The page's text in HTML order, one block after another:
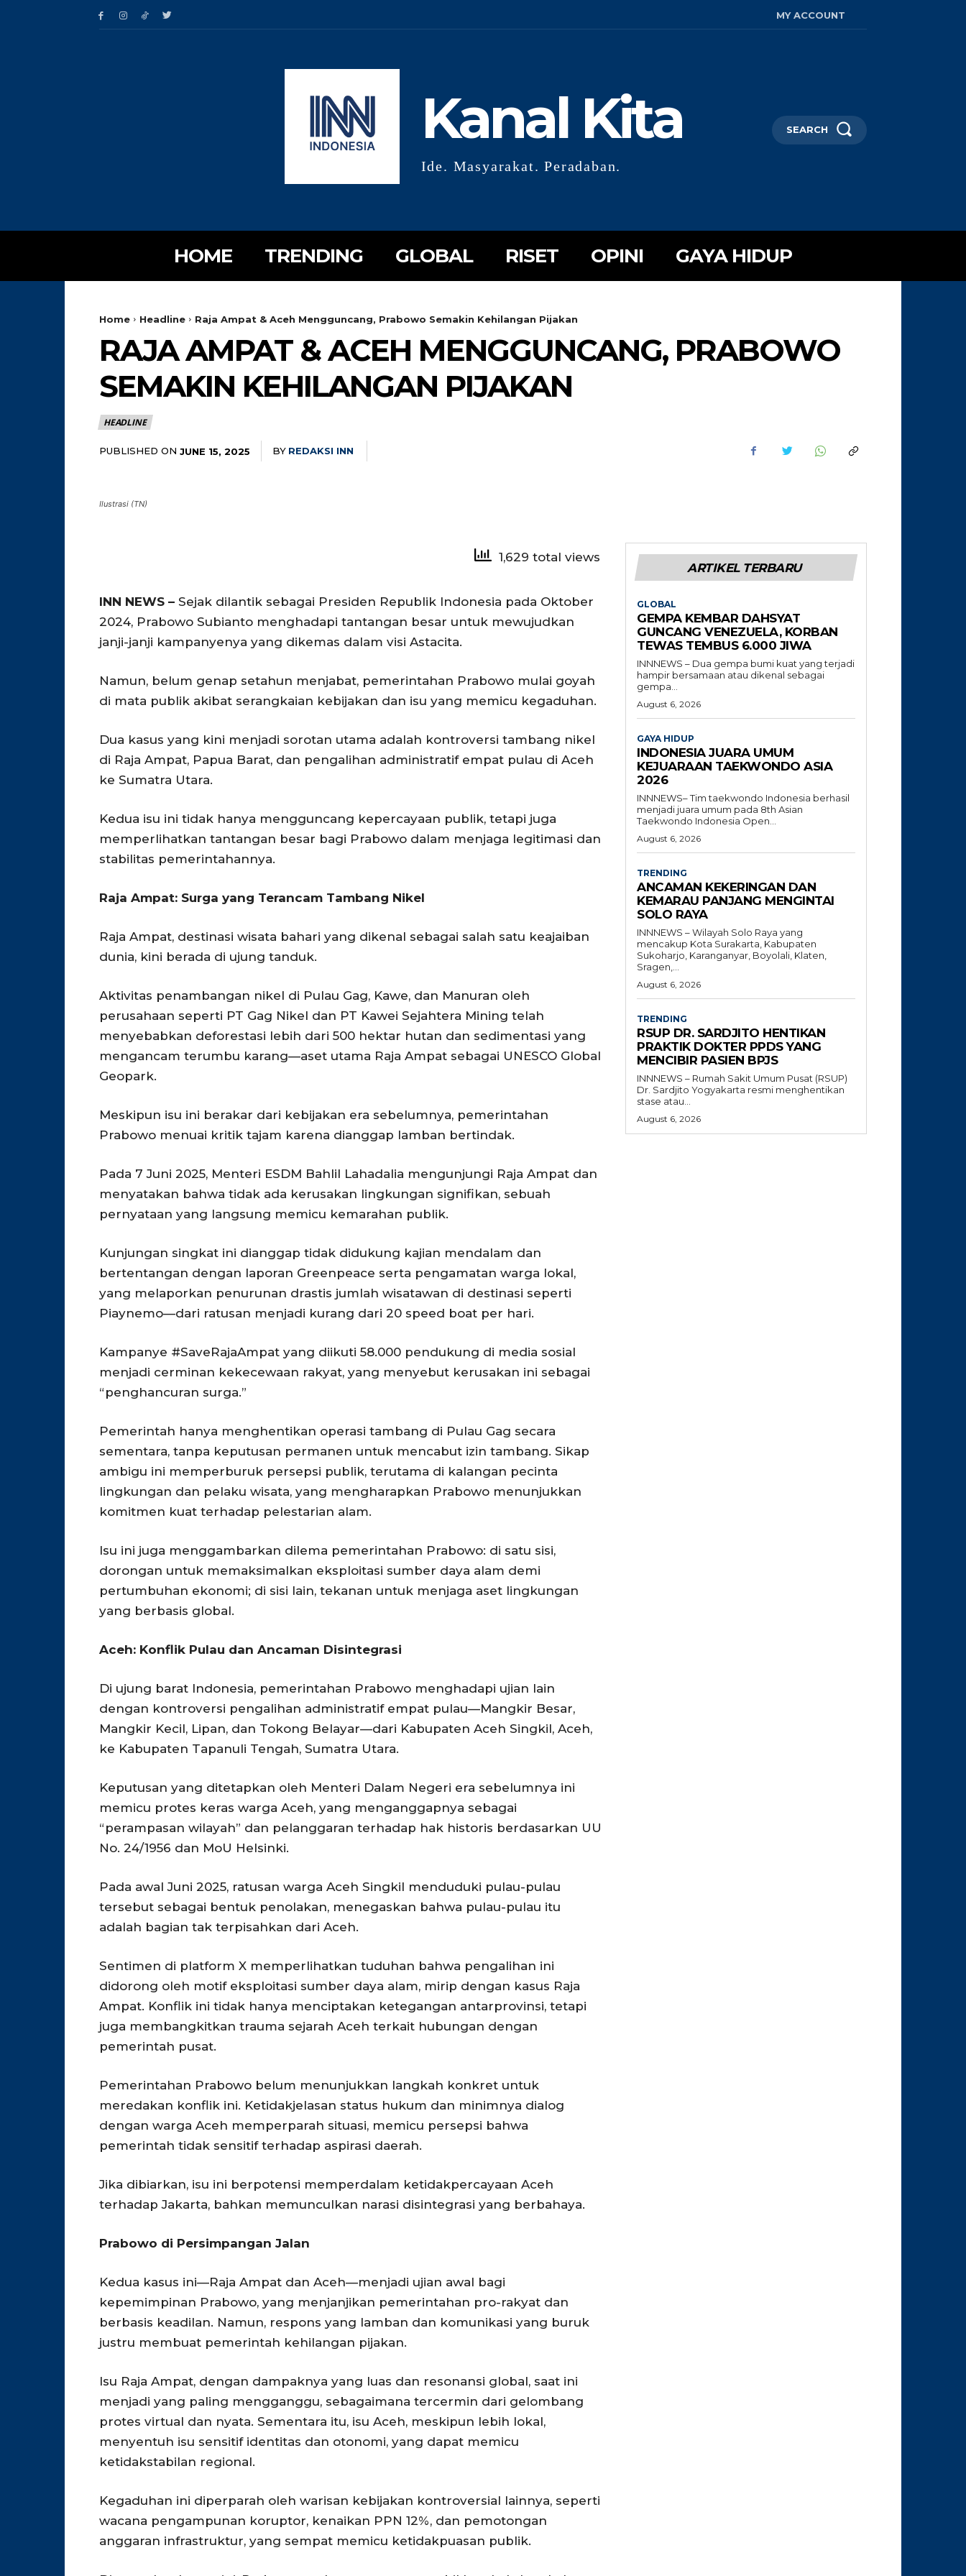
MY ACCOUNT
Kanal Kita
Ide. Masyarakat. Peradaban.
SEARCH
HOME TRENDING GLOBAL RISET OPINI GAYA HIDUP
Home Headline Raja Ampat & Aceh Mengguncang, Prabowo Semakin Kehilangan Pijakan
RAJA AMPAT & ACEH MENGGUNCANG, PRABOWO
SEMAKIN KEHILANGAN PIJAKAN
HEADLINE
PUBLISHED ON JUNE 15, 2025 BY REDAKSI INN
Ilustrasi (TN)
1,629 total views
INN NEWS – Sejak dilantik sebagai Presiden Republik Indonesia pada Oktober
2024, Prabowo Subianto menghadapi tantangan besar untuk mewujudkan
janji-janji kampanyenya yang dikemas dalam visi Astacita.
Namun, belum genap setahun menjabat, pemerintahan Prabowo mulai goyah
di mata publik akibat serangkaian kebijakan dan isu yang memicu kegaduhan.
Dua kasus yang kini menjadi sorotan utama adalah kontroversi tambang nikel
di Raja Ampat, Papua Barat, dan pengalihan administratif empat pulau di Aceh
ke Sumatra Utara.
Kedua isu ini tidak hanya mengguncang kepercayaan publik, tetapi juga
memperlihatkan tantangan besar bagi Prabowo dalam menjaga legitimasi dan
stabilitas pemerintahannya.
Raja Ampat: Surga yang Terancam Tambang Nikel
Raja Ampat, destinasi wisata bahari yang dikenal sebagai salah satu keajaiban
dunia, kini berada di ujung tanduk.
Aktivitas penambangan nikel di Pulau Gag, Kawe, dan Manuran oleh
perusahaan seperti PT Gag Nikel dan PT Kawei Sejahtera Mining telah
menyebabkan deforestasi lebih dari 500 hektar hutan dan sedimentasi yang
mengancam terumbu karang—aset utama Raja Ampat sebagai UNESCO Global
Geopark.
Meskipun isu ini berakar dari kebijakan era sebelumnya, pemerintahan
Prabowo menuai kritik tajam karena dianggap lamban bertindak.
Pada 7 Juni 2025, Menteri ESDM Bahlil Lahadalia mengunjungi Raja Ampat dan
menyatakan bahwa tidak ada kerusakan lingkungan signifikan, sebuah
pernyataan yang langsung memicu kemarahan publik.
Kunjungan singkat ini dianggap tidak didukung kajian mendalam dan
bertentangan dengan laporan Greenpeace serta pengamatan warga lokal,
yang melaporkan penurunan drastis jumlah wisatawan di destinasi seperti
Piaynemo—dari ratusan menjadi kurang dari 20 speed boat per hari.
Kampanye #SaveRajaAmpat yang diikuti 58.000 pendukung di media sosial
menjadi cerminan kekecewaan rakyat, yang menyebut kerusakan ini sebagai
“penghancuran surga.”
Pemerintah hanya menghentikan operasi tambang di Pulau Gag secara
sementara, tanpa keputusan permanen untuk mencabut izin tambang. Sikap
ambigu ini memperburuk persepsi publik, terutama di kalangan pecinta
lingkungan dan pelaku wisata, yang mengharapkan Prabowo menunjukkan
komitmen kuat terhadap pelestarian alam.
Isu ini juga menggambarkan dilema pemerintahan Prabowo: di satu sisi,
dorongan untuk memaksimalkan eksploitasi sumber daya alam demi
pertumbuhan ekonomi; di sisi lain, tekanan untuk menjaga aset lingkungan
yang berbasis global.
Aceh: Konflik Pulau dan Ancaman Disintegrasi
Di ujung barat Indonesia, pemerintahan Prabowo menghadapi ujian lain
dengan kontroversi pengalihan administratif empat pulau—Mangkir Besar,
Mangkir Kecil, Lipan, dan Tokong Belayar—dari Kabupaten Aceh Singkil, Aceh,
ke Kabupaten Tapanuli Tengah, Sumatra Utara.
Keputusan yang ditetapkan oleh Menteri Dalam Negeri era sebelumnya ini
memicu protes keras warga Aceh, yang menganggapnya sebagai
“perampasan wilayah” dan pelanggaran terhadap hak historis berdasarkan UU
No. 24/1956 dan MoU Helsinki.
Pada awal Juni 2025, ratusan warga Aceh Singkil menduduki pulau-pulau
tersebut sebagai bentuk penolakan, menegaskan bahwa pulau-pulau itu
adalah bagian tak terpisahkan dari Aceh.
Sentimen di platform X memperlihatkan tuduhan bahwa pengalihan ini
didorong oleh motif eksploitasi sumber daya alam, mirip dengan kasus Raja
Ampat. Konflik ini tidak hanya menciptakan ketegangan antarprovinsi, tetapi
juga membangkitkan trauma sejarah Aceh terkait hubungan dengan
pemerintah pusat.
Pemerintahan Prabowo belum menunjukkan langkah konkret untuk
meredakan konflik ini. Ketidakjelasan status hukum dan minimnya dialog
dengan warga Aceh memperparah situasi, memicu persepsi bahwa
pemerintah tidak sensitif terhadap aspirasi daerah.
Jika dibiarkan, isu ini berpotensi memperdalam ketidakpercayaan Aceh
terhadap Jakarta, bahkan memunculkan narasi disintegrasi yang berbahaya.
Prabowo di Persimpangan Jalan
Kedua kasus ini—Raja Ampat dan Aceh—menjadi ujian awal bagi
kepemimpinan Prabowo, yang menjanjikan pemerintahan pro-rakyat dan
berbasis keadilan. Namun, respons yang lamban dan komunikasi yang buruk
justru membuat pemerintah kehilangan pijakan.
Isu Raja Ampat, dengan dampaknya yang luas dan resonansi global, saat ini
menjadi yang paling mengganggu, sebagaimana tercermin dari gelombang
protes virtual dan nyata. Sementara itu, isu Aceh, meskipun lebih lokal,
menyentuh isu sensitif identitas dan otonomi, yang dapat memicu
ketidakstabilan regional.
Kegaduhan ini diperparah oleh warisan kebijakan kontroversial lainnya, seperti
wacana pengampunan koruptor, kenaikan PPN 12%, dan pemotongan
anggaran infrastruktur, yang sempat memicu ketidakpuasan publik.
ARTIKEL TERBARU
GLOBAL
GEMPA KEMBAR DAHSYAT
GUNCANG VENEZUELA, KORBAN
TEWAS TEMBUS 6.000 JIWA
INNNEWS – Dua gempa bumi kuat yang terjadi
hampir bersamaan atau dikenal sebagai
gempa...
August 6, 2026
GAYA HIDUP
INDONESIA JUARA UMUM
KEJUARAAN TAEKWONDO ASIA
2026
INNNEWS– Tim taekwondo Indonesia berhasil
menjadi juara umum pada 8th Asian
Taekwondo Indonesia Open...
August 6, 2026
TRENDING
ANCAMAN KEKERINGAN DAN
KEMARAU PANJANG MENGINTAI
SOLO RAYA
INNNEWS – Wilayah Solo Raya yang
mencakup Kota Surakarta, Kabupaten
Sukoharjo, Karanganyar, Boyolali, Klaten,
Sragen,...
August 6, 2026
TRENDING
RSUP DR. SARDJITO HENTIKAN
PRAKTIK DOKTER PPDS YANG
MENCIBIR PASIEN BPJS
INNNEWS – Rumah Sakit Umum Pusat (RSUP)
Dr. Sardjito Yogyakarta resmi menghentikan
stase atau...
August 6, 2026